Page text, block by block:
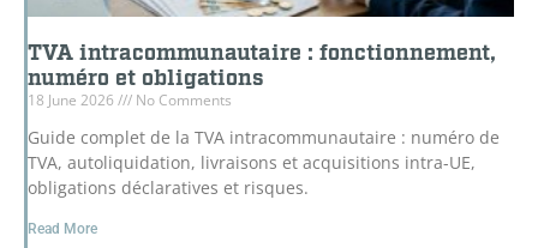
TVA intracommunautaire : fonctionnement,
numéro et obligations
18 June 2026 No Comments
Guide complet de la TVA intracommunautaire : numéro de
TVA, autoliquidation, livraisons et acquisitions intra-UE,
obligations déclaratives et risques.
Read More